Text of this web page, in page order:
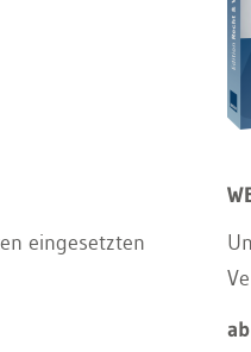
eingesetzten